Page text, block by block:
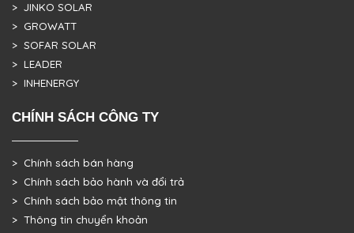
> JINKO SOLAR
> GROWATT
> SOFAR SOLAR
> LEADER
> INHENERGY
CHÍNH SÁCH CÔNG TY
> Chính sách bán hàng
> Chính sách bảo hành và đổi trả
> Chính sách bảo mật thông tin
> Thông tin chuyển khoản